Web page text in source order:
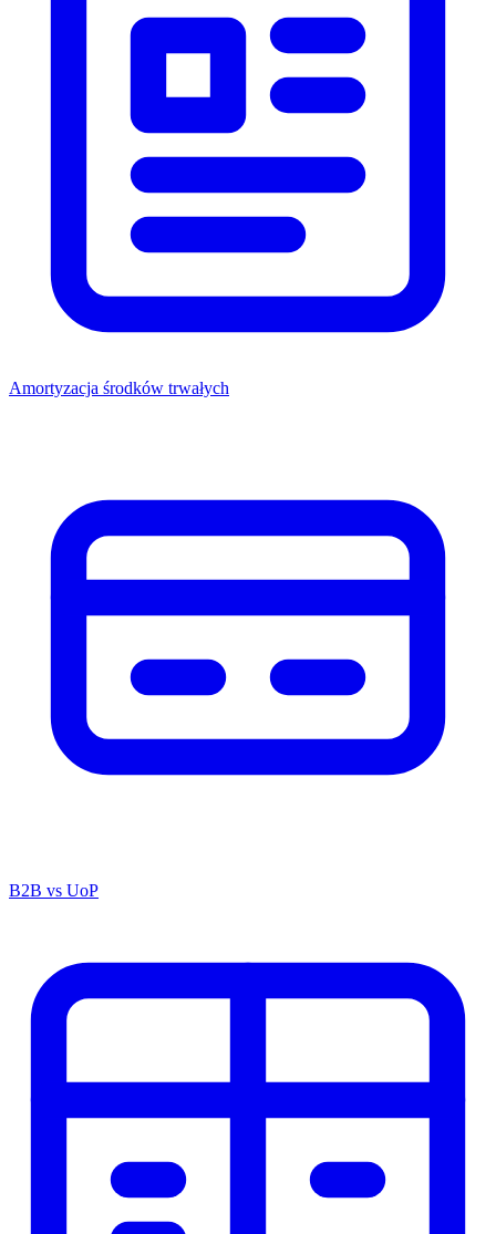
Amortyzacja środków trwałych
B2B vs UoP